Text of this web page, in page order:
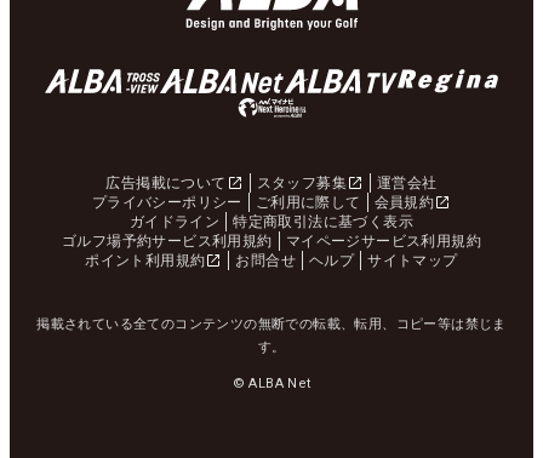
広告掲載について スタッフ募集
運営会社
プライバシーポリシー
ご利用に際して
会員規約
ガイドライン
特定商取引法に基づく表示
ゴルフ場予約サービス利用規約
マイページサービス利用規約
ポイント利用規約
お問合せ ヘルプ サイトマップ
掲載されている全てのコンテンツの無断での転載、転用、コピー等は禁じま
す。
© ALBA Net